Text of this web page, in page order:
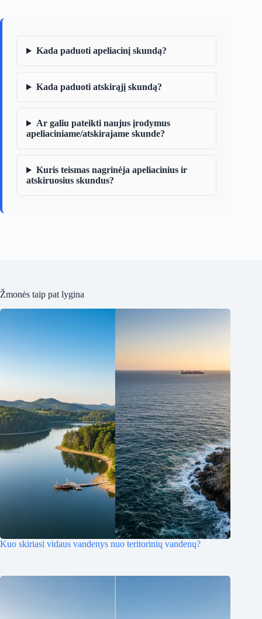
Kada paduoti apeliacinį skundą?
Kada paduoti atskirąjį skundą?
Ar galiu pateikti naujus įrodymus
apeliaciniame/atskirajame skunde?
Kuris teismas nagrinėja apeliacinius ir
atskiruosius skundus?
Žmonės taip pat lygina
Kuo skiriasi vidaus vandenys nuo teritorinių vandenų?